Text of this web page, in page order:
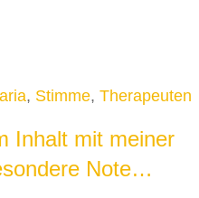
, Stimme, Therapeuten
Inhalt mit meiner
Note…